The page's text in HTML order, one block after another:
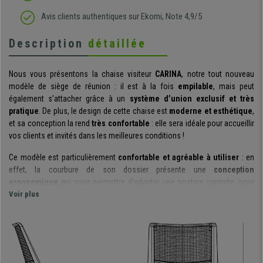
Avis clients authentiques sur Ekomi, Note 4,9/5
Description détaillée
Nous vous présentons la chaise visiteur CARINA, notre tout nouveau
modèle de siège de réunion : il est à la fois empilable, mais peut
également s’attacher grâce à un système d’union exclusif et très
pratique. De plus, le design de cette chaise est moderne et esthétique,
et sa conception la rendtrès confortable : elle sera idéale pour accueillir
vos clients et invités dans les meilleures conditions !
Ce modèle est particulièrement confortable et agréable à utiliser : en
effet, la courbure de son dossier présente une conception
qui vous permettre d’adopter une posture correcte, pour
une utilisation prolongée
d’utilisateurs.
D’un point de vue , ce modèle présente égalementdeux grands
Voir plus